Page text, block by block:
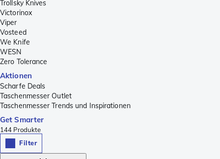
Trollsky Knives
Victorinox
Viper
Vosteed
We Knife
WESN
Zero Tolerance
Aktionen
Scharfe Deals
Taschenmesser Outlet
Taschenmesser Trends und Inspirationen
Get Smarter
144 Produkte
Filter